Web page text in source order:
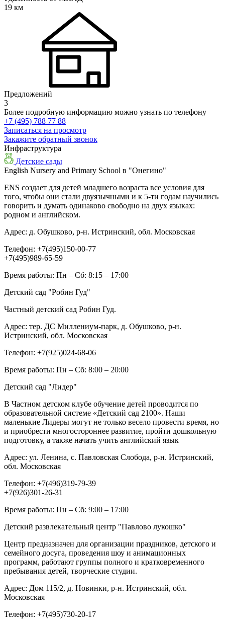
19 км
Предложений
3
Более подробную информацию можно узнать по телефону
+7 (495) 788 77 88
Записаться на просмотр
Закажите обратный звонок
Инфраструктура
Детские сады
English Nursery and Primary School в "Онегино"
ENS создает для детей младшего возраста все условия для
того, чтобы они стали двуязычными и к 5-ти годам научились
говорить и думать одинаково свободно на двух языках:
родном и английском.
Адрес: д. Обушково, р-н. Истринский, обл. Московская
Телефон: +7(495)150-00-77
+7(495)989-65-59
Время работы: Пн – Сб: 8:15 – 17:00
Детский сад "Робин Гуд"
Частный детский сад Робин Гуд.
Адрес: тер. ДС Миллениум-парк, д. Обушково, р-н.
Истринский, обл. Московская
Телефон: +7(925)024-68-06
Время работы: Пн – Сб: 8:00 – 20:00
Детский сад "Лидер"
В Частном детском клубе обучение детей проводится по
образовательной системе «Детский сад 2100». Наши
маленькие Лидеры могут не только весело провести время, но
и приобрести многостороннее развитие, пройти дошкольную
подготовку, а также начать учить английский язык
Адрес: ул. Ленина, с. Павловская Слобода, р-н. Истринский,
обл. Московская
Телефон: +7(496)319-79-39
+7(926)301-26-31
Время работы: Пн – Сб: 9:00 – 17:00
Детский развлекательный центр "Павлово лукошко"
Центр предназначен для организации праздников, детского и
семейного досуга, проведения шоу и анимационных
программ, работают группы полного и кратковременного
пребывания детей, творческие студии.
Адрес: Дом 115/2, д. Новинки, р-н. Истринский, обл.
Московская
Телефон: +7(495)730-20-17